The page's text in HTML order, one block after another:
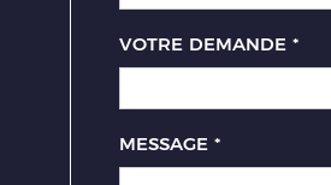
VOTRE DEMANDE *
MESSAGE *